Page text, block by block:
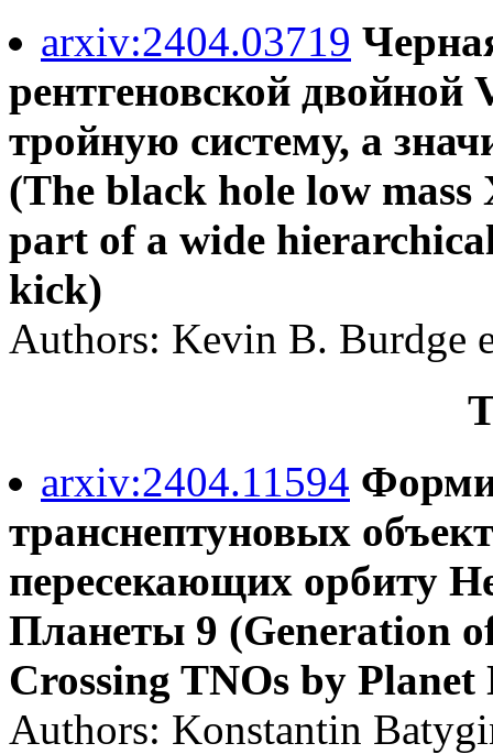
arxiv:2404.03719
рентгеновской
тройную систему, а
(The black hole low
part of a wide
kick)
Authors: Kevin B. Burdge
arxiv:2404.11594
транснептуновых
пересекающих орбиту
Планеты 9 (Generation
Crossing TNOs by Planet
Authors: Konstantin